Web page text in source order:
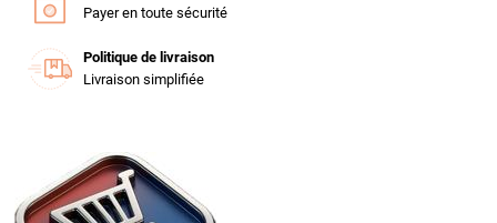
Payer en toute sécurité
Politique de livraison
Livraison simplifiée